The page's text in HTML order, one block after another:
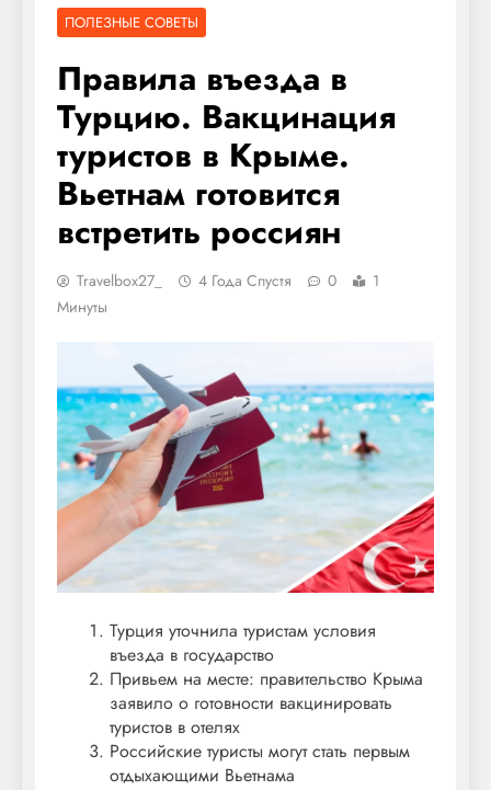
ПОЛЕЗНЫЕ СОВЕТЫ
Правила въезда в
Турцию. Вакцинация
туристов в Крыме.
Вьетнам готовится
встретить россиян
Travelbox27_ 4 Года Спустя 0
1
Минуты
Турция уточнила туристам условия
въезда в государство
Привьем на месте: правительство Крыма
заявило о готовности вакцинировать
туристов в отелях
Российские туристы могут стать первым
отдыхающими Вьетнама